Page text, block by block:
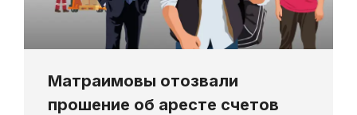
Матраимовы отозвали
прошение об аресте счетов